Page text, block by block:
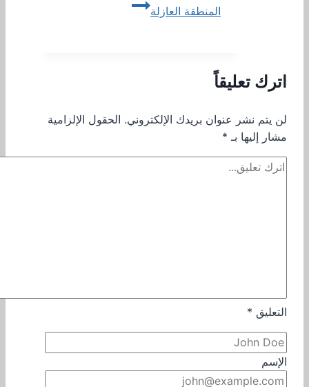
المنطقة العازلة
اترك تعليقاً
لن يتم نشر عنوان بريدك الإلكتروني. الحقول الإلزامية
مشار إليها بـ *
التعليق *
الإسم